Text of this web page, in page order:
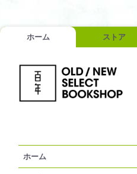
ホーム ストア
ホーム